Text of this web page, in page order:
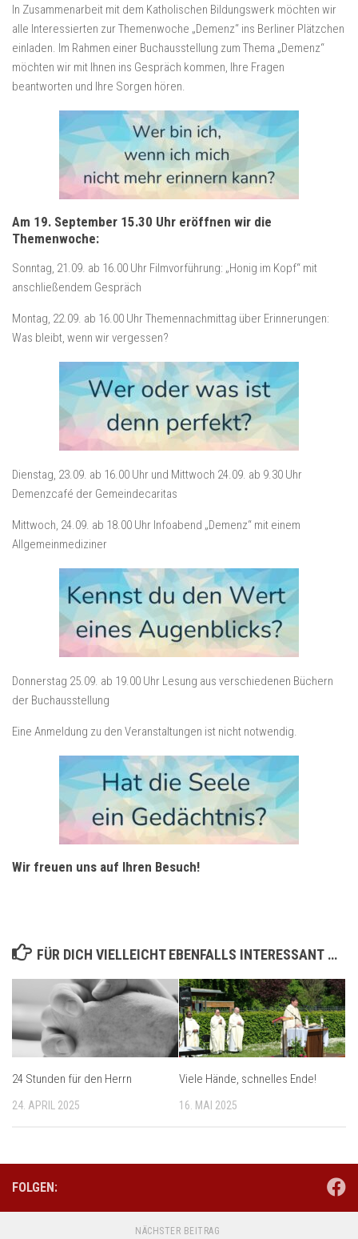
In Zusammenarbeit mit dem Katholischen Bildungswerk möchten wir
alle Interessierten zur Themenwoche „Demenz“ ins Berliner Plätzchen
einladen. Im Rahmen einer Buchausstellung zum Thema „Demenz“
möchten wir mit Ihnen ins Gespräch kommen, Ihre Fragen
beantworten und Ihre Sorgen hören.
Am 19. September 15.30 Uhr eröffnen wir die
Themenwoche:
Sonntag, 21.09. ab 16.00 Uhr Filmvorführung: „Honig im Kopf“ mit
anschließendem Gespräch
Montag, 22.09. ab 16.00 Uhr Themennachmittag über Erinnerungen:
Was bleibt, wenn wir vergessen?
Dienstag, 23.09. ab 16.00 Uhr und Mittwoch 24.09. ab 9.30 Uhr
Demenzcafé der Gemeindecaritas
Mittwoch, 24.09. ab 18.00 Uhr Infoabend „Demenz“ mit einem
Allgemeinmediziner
Donnerstag 25.09. ab 19.00 Uhr Lesung aus verschiedenen Büchern
der Buchausstellung
Eine Anmeldung zu den Veranstaltungen ist nicht notwendig.
Wir freuen uns auf Ihren Besuch!
FÜR DICH VIELLEICHT EBENFALLS INTERESSANT …
24 Stunden für den Herrn
24. APRIL 2025
Viele Hände, schnelles Ende!
16. MAI 2025
FOLGEN:
NÄCHSTER BEITRAG